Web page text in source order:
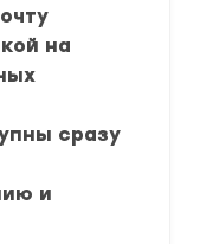
на
сразу
и